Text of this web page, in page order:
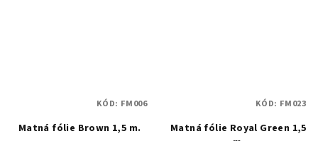
Matná fólie Brown 1,5 m.
KÓD: FM006
Matná fólie Royal Green 1,5
KÓD: FM023